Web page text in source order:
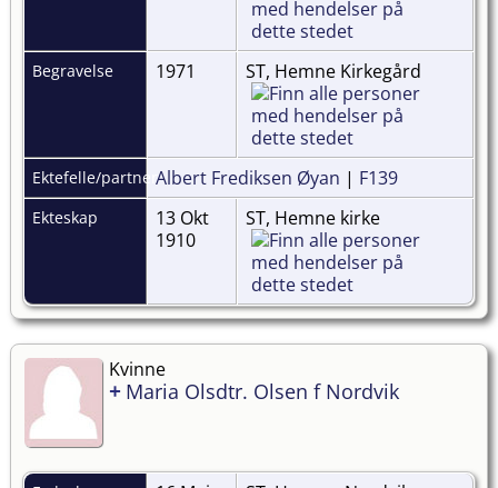
Begravelse 1971 ST, Hemne Kirkegård
Ektefelle/partnerAlbert Frediksen Øyan | F139
Ekteskap
13 Okt
1910
ST, Hemne kirke
Kvinne
+ Maria Olsdtr. Olsen f Nordvik